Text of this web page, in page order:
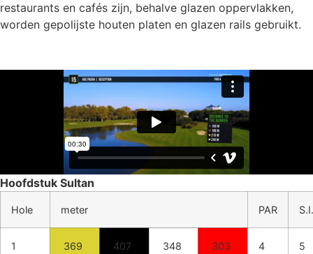
restaurants en cafés zijn, behalve glazen oppervlakken,
worden gepolijste houten platen en glazen rails gebruikt.
Hoofdstuk Sultan
Hole meter PAR S.I.
1 369 407 348 303 4 5